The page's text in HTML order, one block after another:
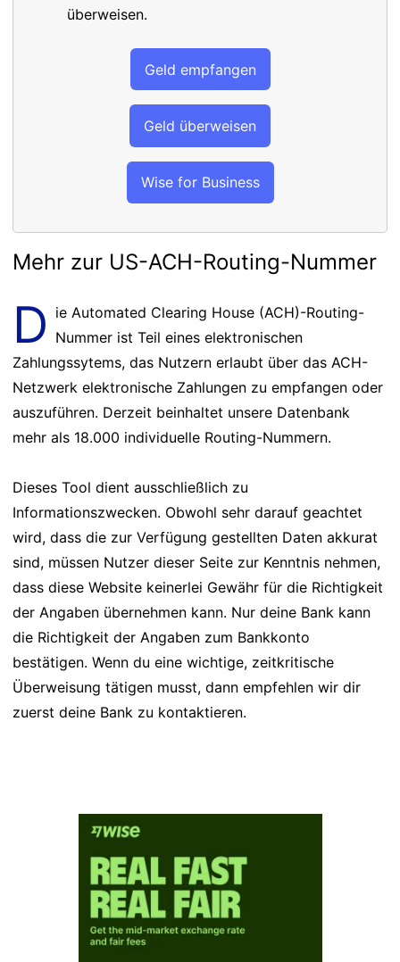
überweisen.
Geld empfangen
Geld überweisen
Wise for Business
Mehr zur US-ACH-Routing-Nummer
D ie Automated Clearing House (ACH)-Routing-
Nummer ist Teil eines elektronischen
Zahlungssytems, das Nutzern erlaubt über das ACH-
Netzwerk elektronische Zahlungen zu empfangen oder
auszuführen. Derzeit beinhaltet unsere Datenbank
mehr als 18.000 individuelle Routing-Nummern.
Dieses Tool dient ausschließlich zu
Informationszwecken. Obwohl sehr darauf geachtet
wird, dass die zur Verfügung gestellten Daten akkurat
sind, müssen Nutzer dieser Seite zur Kenntnis nehmen,
dass diese Website keinerlei Gewähr für die Richtigkeit
der Angaben übernehmen kann. Nur deine Bank kann
die Richtigkeit der Angaben zum Bankkonto
bestätigen. Wenn du eine wichtige, zeitkritische
Überweisung tätigen musst, dann empfehlen wir dir
zuerst deine Bank zu kontaktieren.